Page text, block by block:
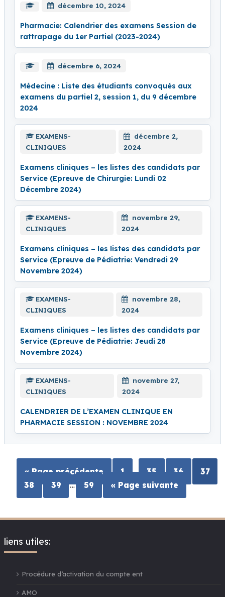
décembre 10, 2024
Pharmacie: Calendrier des examens Session de
rattrapage du 1er Partiel (2023-2024)
décembre 6, 2024
Médecine : Liste des étudiants convoqués aux
examens du partiel 2, session 1, du 9 décembre
2024
EXAMENS-
CLINIQUES
décembre 2,
2024
Examens cliniques – les listes des candidats par
Service (Epreuve de Chirurgie: Lundi 02
Décembre 2024)
EXAMENS-
CLINIQUES
novembre 29,
2024
Examens cliniques – les listes des candidats par
Service (Epreuve de Pédiatrie: Vendredi 29
Novembre 2024)
EXAMENS-
CLINIQUES
novembre 28,
2024
Examens cliniques – les listes des candidats par
Service (Epreuve de Pédiatrie: Jeudi 28
Novembre 2024)
EXAMENS-
CLINIQUES
novembre 27,
2024
CALENDRIER DE L’EXAMEN CLINIQUE EN
PHARMACIE SESSION : NOVEMBRE 2024
« Page précédente 1 … 35 36
37
38
39 … 59 « Page suivante
liens utiles:
Procédure d’activation du compte ent
AMO